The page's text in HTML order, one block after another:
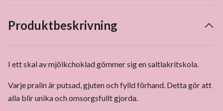
Produktbeskrivning
I ett skal av mjölkchoklad gömmer sig en saltlakritskola.
Varje pralin är putsad, gjuten och fylld förhand. Detta gör att
alla blir unika och omsorgsfullt gjorda.